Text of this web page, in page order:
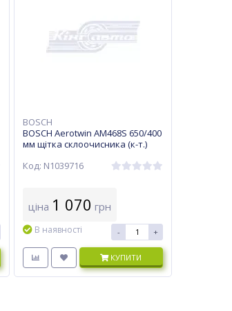
BOSCH
BOSCH Aerotwin AM468S 650/400
мм щітка склоочисника (к-т.)
Код: N1039716
ціна 1 070 грн
В наявності - +
КУПИТИ